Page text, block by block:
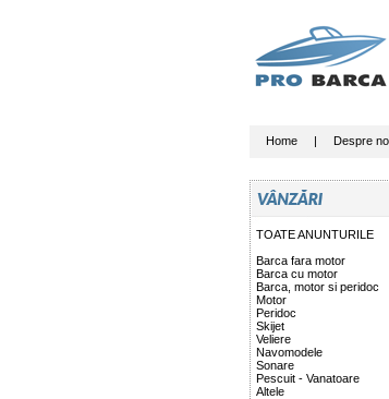
Home| Despre
TOATE ANUNTURILE
Barca fara motor
Barca cu motor
Barca, motor si peridoc
Motor
Peridoc
Skijet
Veliere
Navomodele
Sonare
Pescuit - Vanatoare
Altele